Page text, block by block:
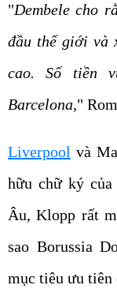
"Dembele cho
đầu thế giới và
cao. Số tiền
Barcelona,"
Liverpool và
hữu chữ ký của
Âu, Klopp rất
sao Borussia
mục tiêu ưu tiên